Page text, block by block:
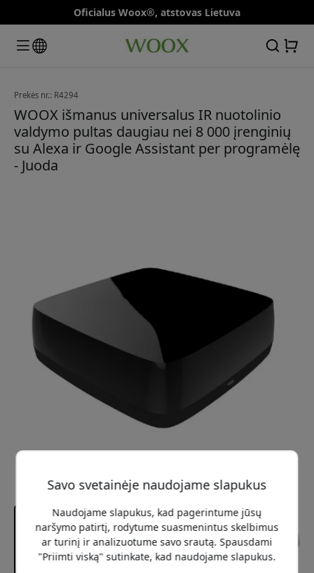
Oficialus Woox®, atstovas Lietuva
Prekės nr.: R4294
WOOX išmanus universalus IR nuotolinio
valdymo pultas daugiau nei 8 000 įrenginių
su Alexa ir Google Assistant per programėlę
- Juoda
Savo svetainėje naudojame slapukus
Naudojame slapukus, kad pagerintume jūsų
naršymo patirtį, rodytume suasmenintus skelbimus
ar turinį ir analizuotume savo srautą. Spausdami
"Priimti viską" sutinkate, kad naudojame slapukus.